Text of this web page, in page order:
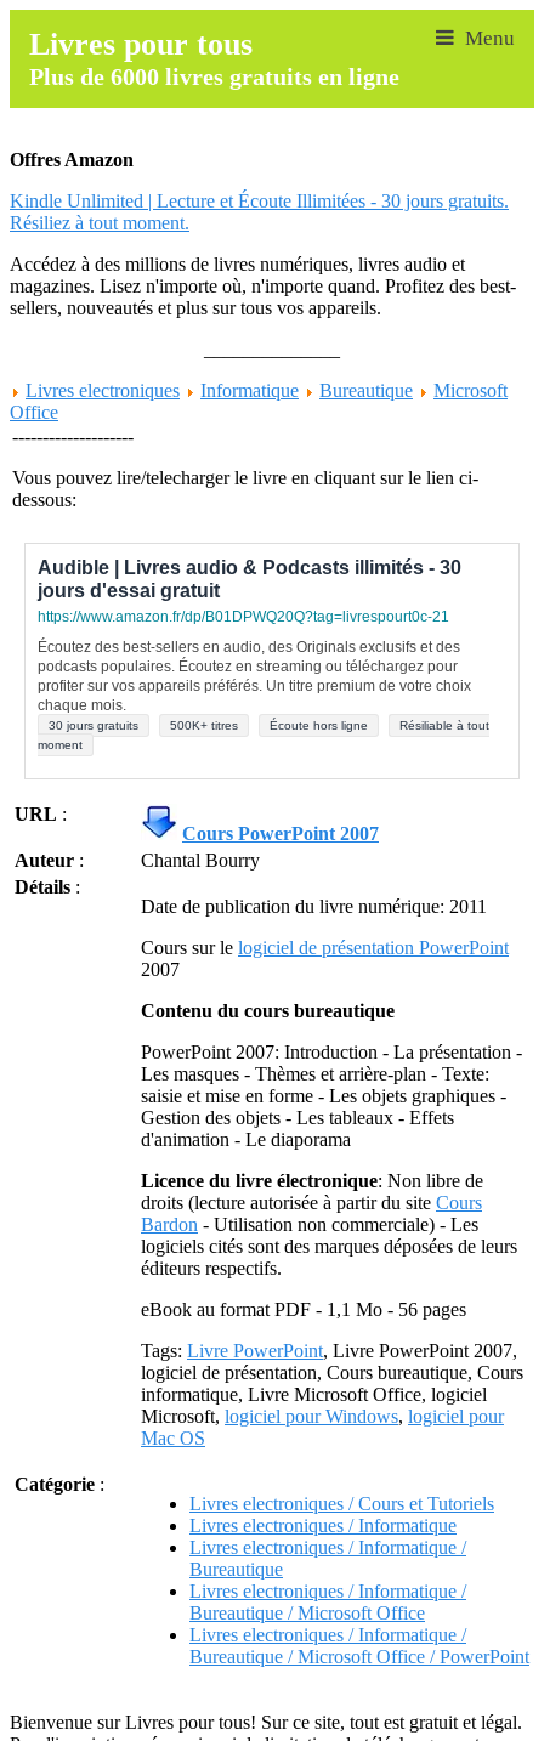
Livres pour tous
Plus de 6000 livres gratuits en ligne
Offres Amazon
Kindle Unlimited | Lecture et Écoute Illimitées - 30 jours gratuits.
Résiliez à tout moment.
Accédez à des millions de livres numériques, livres audio et
magazines. Lisez n'importe où, n'importe quand. Profitez des best-
sellers, nouveautés et plus sur tous vos appareils.
Livres electroniques
Informatique Bureautique
Microsoft
Office
--------------------
Vous pouvez lire/telecharger le livre en cliquant sur le lien ci-
dessous:
Audible | Livres audio & Podcasts illimités - 30
jours d'essai gratuit
https://www.amazon.fr/dp/B01DPWQ20Q?tag=livrespourt0c-21
Écoutez des best-sellers en audio, des Originals exclusifs et des
podcasts populaires. Écoutez en streaming ou téléchargez pour
profiter sur vos appareils préférés. Un titre premium de votre choix
chaque mois.
30 jours gratuits 500K+ titres Écoute hors ligne
Résiliable à tout
moment
URL :
Cours PowerPoint 2007
Auteur :
Chantal Bourry
Détails :
Date de publication du livre numérique: 2011
Cours sur le logiciel de présentation PowerPoint
2007
Contenu du cours bureautique
PowerPoint 2007: Introduction - La présentation -
Les masques - Thèmes et arrière-plan - Texte:
saisie et mise en forme - Les objets graphiques -
Gestion des objets - Les tableaux - Effets
d'animation - Le diaporama
Licence du livre électronique: Non libre de
droits (lecture autorisée à partir du site Cours
Bardon - Utilisation non commerciale) - Les
logiciels cités sont des marques déposées de leurs
éditeurs respectifs.
eBook au format PDF - 1,1 Mo - 56 pages
Tags: Livre PowerPoint, Livre PowerPoint 2007,
logiciel de présentation, Cours bureautique, Cours
informatique, Livre Microsoft Office, logiciel
Microsoft, logiciel pour Windows, logiciel pour
Mac OS
Catégorie :
Livres electroniques / Cours et Tutoriels
Livres electroniques / Informatique
Livres electroniques / Informatique /
Bureautique
Livres electroniques / Informatique /
Bureautique / Microsoft Office
Livres electroniques / Informatique /
Bureautique / Microsoft Office / PowerPoint
Bienvenue sur Livres pour tous! Sur ce site, tout est gratuit et légal.